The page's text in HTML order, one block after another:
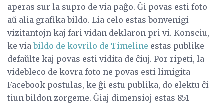
aperas sur la supro de via paĝo. Ĝi povas esti foto
aŭ alia grafika bildo. Lia celo estas bonvenigi
vizitantojn kaj fari vidan deklaron pri vi. Konsciu,
ke viabildo de kovrilo de Timeline estas publike
defaŭlte kaj povas esti vidita de ĉiuj. Por ripeti, la
videbleco de kovra foto ne povas esti limigita -
Facebook postulas, ke ĝi estu publika, do elektu ĉi
tiun bildon zorgeme. Ĝiaj dimensioj estas 851